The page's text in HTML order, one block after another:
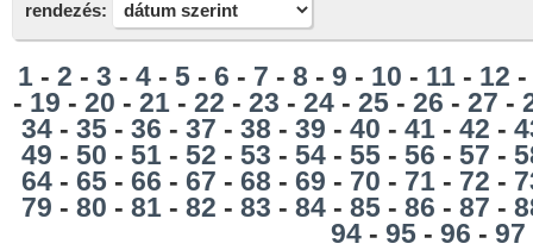
rendezés:
1 - 2 - 3 - 4 - 5 - 6 - 7 - 8 - 9 - 10 - 11 - 12 -
- 19 - 20 - 21 - 22 - 23 - 24 - 25 - 26 - 27 -
34 - 35 - 36 - 37 - 38 - 39 - 40 - 41 - 42 -
49 - 50 - 51 - 52 - 53 - 54 - 55 - 56 - 57 -
64 - 65 - 66 - 67 - 68 - 69 - 70 - 71 - 72 -
79 - 80 - 81 - 82 - 83 - 84 - 85 - 86 - 87 -
94 - 95 - 96 - 97